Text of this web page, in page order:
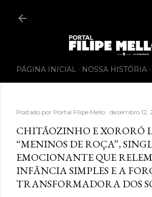
PÁGINA INICIAL NOSSA HISTÓRIA
Postado por Portal Filipe Mello dezembro 12,
CHITÃOZINHO E XORORÓ
“MENINOS DE ROÇA”,
EMOCIONANTE QUE
INFÂNCIA SIMPLES E A
TRANSFORMADORA DOS